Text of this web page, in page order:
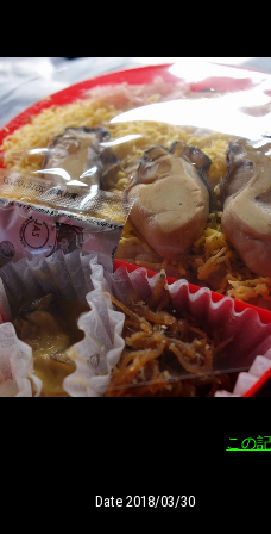
この
Date 2018/03/30